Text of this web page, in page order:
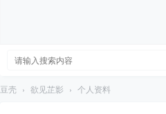
豆壳 › 欲见芷影 › 个人资料